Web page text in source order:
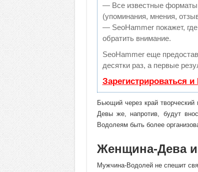
— Все известные форматы
(упоминания, мнения,
— SeoHammer покажет,
обратить внимание.
SeoHammer еще
десятки раз, а первые
Зарегистрироваться
Бьющий через край
Девы же, напротив, будут
Водолеям быть более
Женщина-Дева
Мужчина-Водолей не спешит